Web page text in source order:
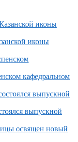
иконы
кафедральном
выпускной